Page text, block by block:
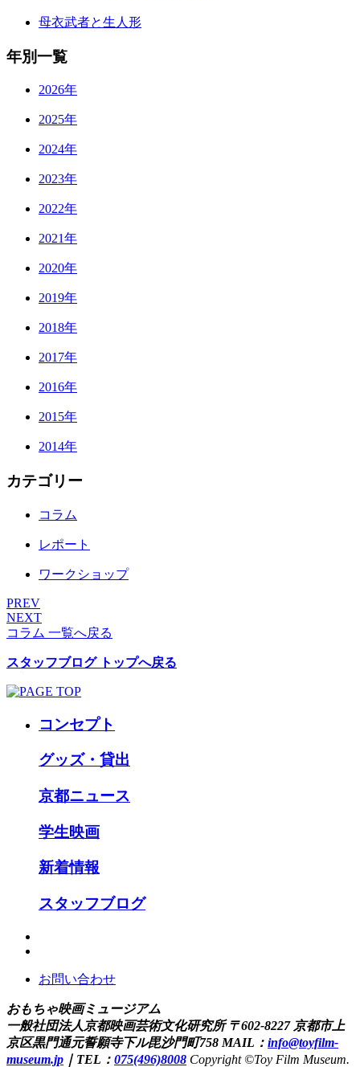
母衣武者と生人形
年別一覧
2026年
2025年
2024年
2023年
2022年
2021年
2020年
2019年
2018年
2017年
2016年
2015年
2014年
カテゴリー
コラム
レポート
ワークショップ
PREV
NEXT
コラム 一覧へ戻る
スタッフブログ トップへ戻る
コンセプト
グッズ・貸出
京都ニュース
学生映画
新着情報
スタッフブログ
お問い合わせ
おもちゃ映画ミュージアム
一般社団法人京都映画芸術文化研究所 〒602-8227 京都市上
京区黒門通元誓願寺下ル毘沙門町758 MAIL： info@toyfilm-
museum.jp ｜ TEL： 075(496)8008 Copyright ©Toy Film Museum.